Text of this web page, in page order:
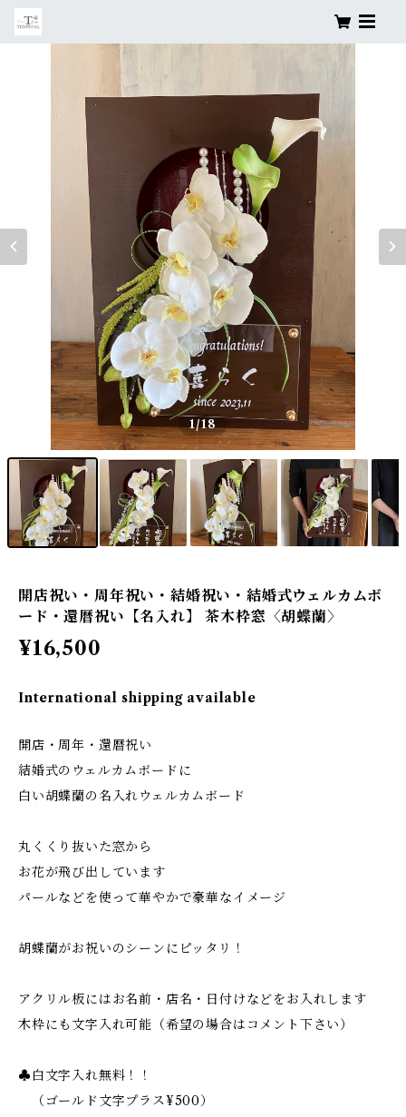
1/18
開店祝い・周年祝い・結婚祝い・結婚式ウェルカムボ
ード・還暦祝い【名入れ】 茶木枠窓〈胡蝶蘭〉
¥16,500
International shipping available
開店・周年・還暦祝い
結婚式のウェルカムボードに
白い胡蝶蘭の名入れウェルカムボード
丸くくり抜いた窓から
お花が飛び出しています
パールなどを使って華やかで豪華なイメージ
胡蝶蘭がお祝いのシーンにピッタリ！
アクリル板にはお名前・店名・日付けなどをお入れします
木枠にも文字入れ可能（希望の場合はコメント下さい）
♣︎白文字入れ無料！！
（ゴールド文字プラス¥500）